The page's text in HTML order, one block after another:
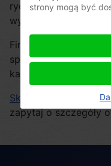
ryczałtem
wykupić przedłużenie
Firma Contact
sprzedaży usługi
kas.
Skontaktuj się z
zapytaj o szczegóły
strony mogą być